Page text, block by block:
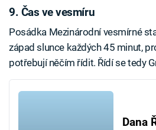
9. Čas ve vesmíru
Posádka Mezinárodní vesmírné
západ slunce každých 45 minut,
potřebují něčím řídit. Řídí se tedy
Dana